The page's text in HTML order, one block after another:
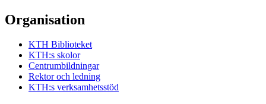
Organisation
KTH Biblioteket
KTH:s skolor
Centrumbildningar
Rektor och ledning
KTH:s verksamhetsstöd